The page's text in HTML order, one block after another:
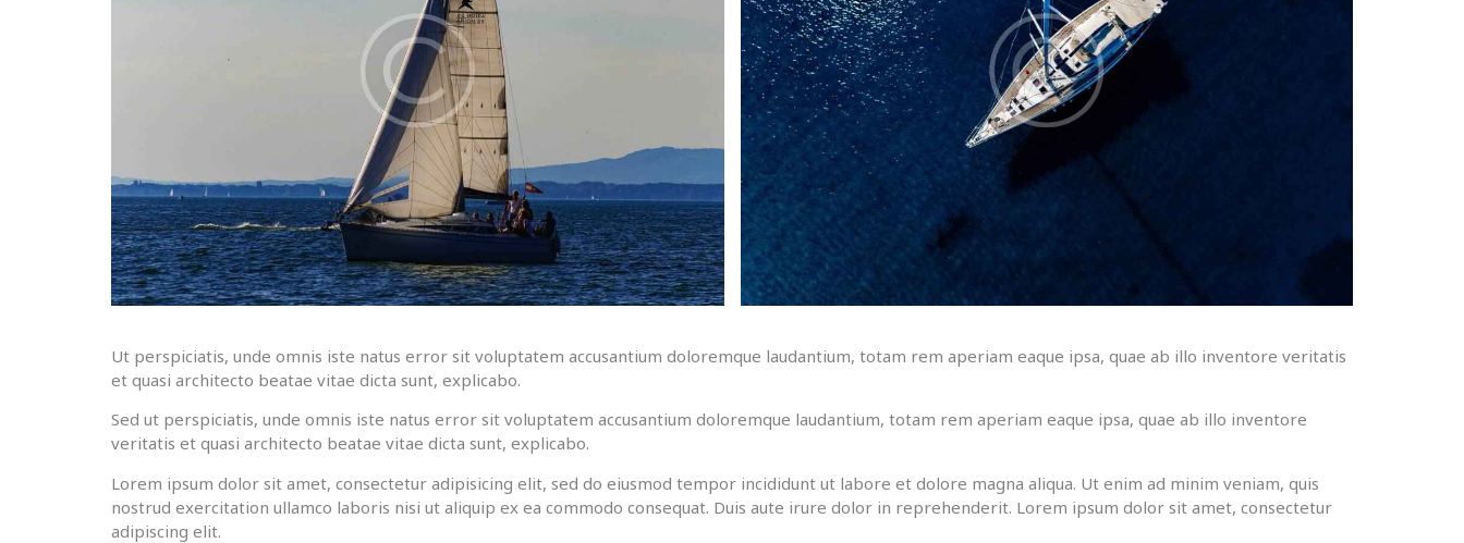
Ut perspiciatis, unde omnis iste natus error sit voluptatem accusantium doloremque laudantium, totam rem aperiam eaque ipsa, quae ab illo inventore veritatis
et quasi architecto beatae vitae dicta sunt, explicabo.
Sed ut perspiciatis, unde omnis iste natus error sit voluptatem accusantium doloremque laudantium, totam rem aperiam eaque ipsa, quae ab illo inventore
veritatis et quasi architecto beatae vitae dicta sunt, explicabo.
Lorem ipsum dolor sit amet, consectetur adipisicing elit, sed do eiusmod tempor incididunt ut labore et dolore magna aliqua. Ut enim ad minim veniam, quis
nostrud exercitation ullamco laboris nisi ut aliquip ex ea commodo consequat. Duis aute irure dolor in reprehenderit. Lorem ipsum dolor sit amet, consectetur
adipiscing elit.